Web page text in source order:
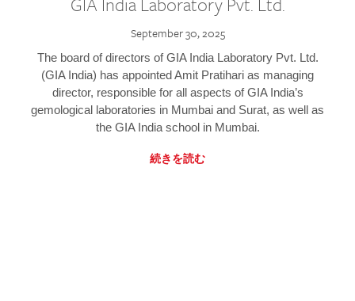
September 30, 2025
The board of directors of GIA India Laboratory Pvt. Ltd.
(GIA India) has appointed Amit Pratihari as managing
director, responsible for all aspects of GIA India’s
gemological laboratories in Mumbai and Surat, as well as
the GIA India school in Mumbai.
続きを読む